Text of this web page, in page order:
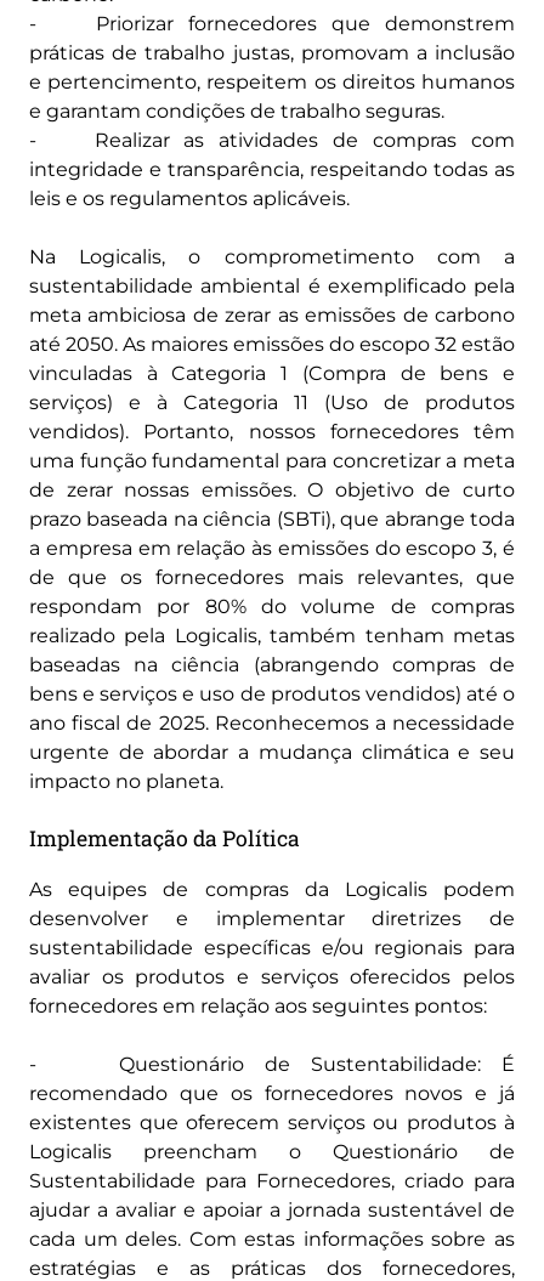
- Priorizar fornecedores que demonstrem
práticas de trabalho justas, promovam a inclusão
e pertencimento, respeitem os direitos humanos
e garantam condições de trabalho seguras.
- Realizar as atividades de compras com
integridade e transparência, respeitando todas as
leis e os regulamentos aplicáveis.
Na Logicalis, o comprometimento com a
sustentabilidade ambiental é exemplificado pela
meta ambiciosa de zerar as emissões de carbono
até 2050. As maiores emissões do escopo 32 estão
vinculadas à Categoria 1 (Compra de bens e
serviços) e à Categoria 11 (Uso de produtos
vendidos). Portanto, nossos fornecedores têm
uma função fundamental para concretizar a meta
de zerar nossas emissões. O objetivo de curto
prazo baseada na ciência (SBTi), que abrange toda
a empresa em relação às emissões do escopo 3, é
de que os fornecedores mais relevantes, que
respondam por 80% do volume de compras
realizado pela Logicalis, também tenham metas
baseadas na ciência (abrangendo compras de
bens e serviços e uso de produtos vendidos) até o
ano fiscal de 2025. Reconhecemos a necessidade
urgente de abordar a mudança climática e seu
impacto no planeta.
Implementação da Política
As equipes de compras da Logicalis podem
desenvolver e implementar diretrizes de
sustentabilidade específicas e/ou regionais para
avaliar os produtos e serviços oferecidos pelos
fornecedores em relação aos seguintes pontos:
- Questionário de Sustentabilidade: É
recomendado que os fornecedores novos e já
existentes que oferecem serviços ou produtos à
Logicalis preencham o Questionário de
Sustentabilidade para Fornecedores, criado para
ajudar a avaliar e apoiar a jornada sustentável de
cada um deles. Com estas informações sobre as
estratégias e as práticas dos fornecedores,